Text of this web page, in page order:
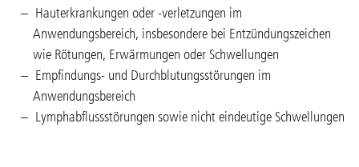
Hauterkrankungen oder -verletzungen im
Anwendungsbereich, insbesondere bei Entzündungszeichen
wie Rötungen, Erwärmungen oder Schwellungen
Empfindungs- und Durchblutungsstörungen im
Anwendungsbereich
Lymphabflussstörungen sowie nicht eindeutige Schwellungen